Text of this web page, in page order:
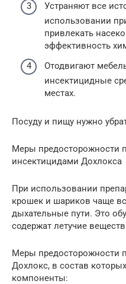
Устраняют все
использовании
привлекать
эффективность
Отодвигают
инсектицидные
местах.
Посуду и пищу нужно
Меры предосторожности
инсектицидами Дохлокса
При использовании
крошек и шариков чаще
дыхательные пути. Это
содержат летучие
Меры предосторожности
Дохлокс, в состав
компоненты: